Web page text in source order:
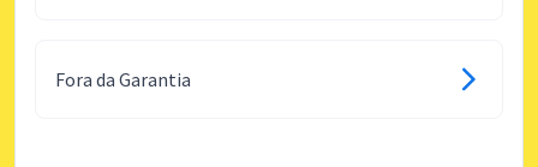
Fora da Garantia